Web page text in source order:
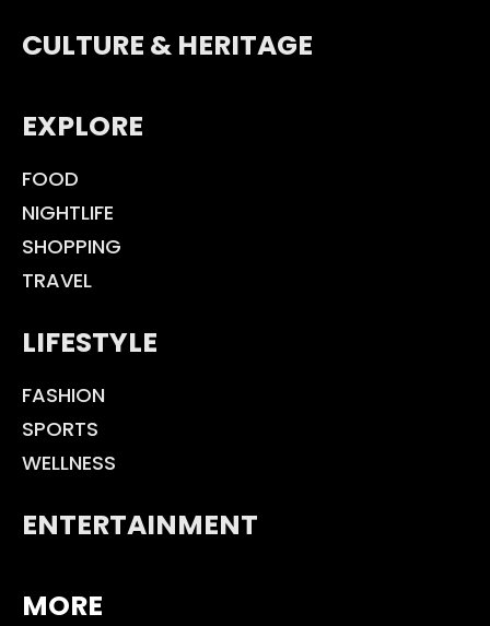
CULTURE & HERITAGE
EXPLORE
FOOD
NIGHTLIFE
SHOPPING
TRAVEL
LIFESTYLE
FASHION
SPORTS
WELLNESS
ENTERTAINMENT
MORE